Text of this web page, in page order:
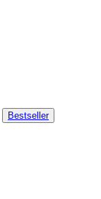
Bestseller